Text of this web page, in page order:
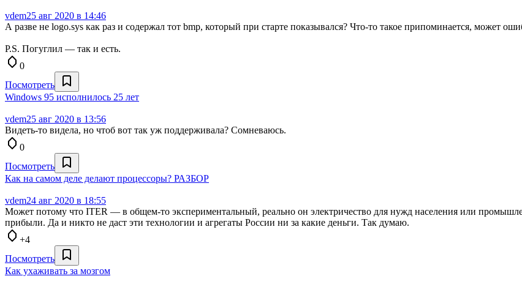
vdem25 авг 2020 в 14:46
А разве не logo.sys как раз и содержал тот bmp, который при старте показывался? Что-то такое припоминается, может
P.S. Погуглил — так и есть.
0
Посмотреть
Windows 95 исполнилось 25 лет
vdem25 авг 2020 в 13:56
Видеть-то видела, но чтоб вот так уж поддерживала? Сомневаюсь.
0
Посмотреть
Как на самом деле делают процессоры? РАЗБОР
vdem24 авг 2020 в 18:55
Может потому что ITER — в общем-то экспериментальный, реально он электричество для нужд населения или
прибыли. Да и никто не даст эти технологии и агрегаты России ни за какие деньги. Так думаю.
+4
Посмотреть
Как ухаживать за мозгом